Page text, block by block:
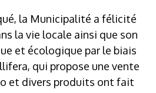
la Municipalité a félicité
la vie locale ainsi que son
et écologique par le biais
qui propose une vente
et divers produits ont fait